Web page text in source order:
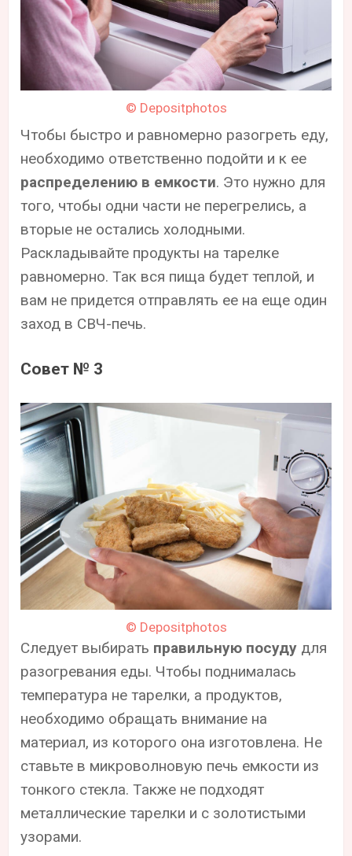
© Depositphotos
Чтобы быстро и равномерно разогреть еду,
необходимо ответственно подойти и к ее
распределению в емкости. Это нужно для
того, чтобы одни части не перегрелись, а
вторые не остались холодными.
Раскладывайте продукты на тарелке
равномерно. Так вся пища будет теплой, и
вам не придется отправлять ее на еще один
заход в СВЧ-печь.
Совет № 3
© Depositphotos
Следует выбирать правильную посуду для
разогревания еды. Чтобы поднималась
температура не тарелки, а продуктов,
необходимо обращать внимание на
материал, из которого она изготовлена. Не
ставьте в микроволновую печь емкости из
тонкого стекла. Также не подходят
металлические тарелки и с золотистыми
узорами.